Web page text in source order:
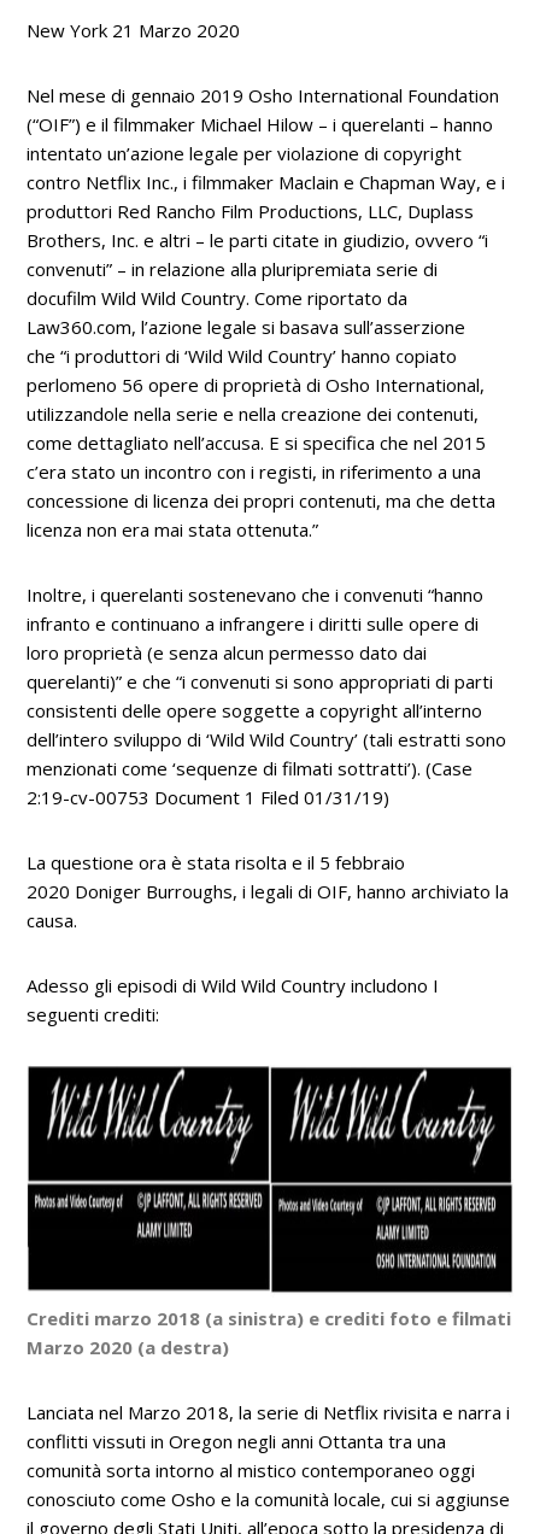
New York 21 Marzo 2020
Nel mese di gennaio 2019 Osho International Foundation
(“OIF”) e il filmmaker Michael Hilow – i querelanti – hanno
intentato un’azione legale per violazione di copyright
contro Netflix Inc., i filmmaker Maclain e Chapman Way, e i
produttori Red Rancho Film Productions, LLC, Duplass
Brothers, Inc. e altri – le parti citate in giudizio, ovvero “i
convenuti” – in relazione alla pluripremiata serie di
docufilmWild Wild Country. Come riportato da
Law360.com, l’azione legale si basava sull’asserzione
che“i produttori di ‘Wild Wild Country’ hanno copiato
perlomeno 56 opere di proprietà di Osho International,
utilizzandole nella serie e nella creazione dei contenuti,
come dettagliato nell’accusa. E si specifica che nel 2015
c’era stato un incontro con i registi, in riferimento a una
concessione di licenza dei propri contenuti, ma che detta
licenza non era mai stata ottenuta.”
Inoltre, i querelanti sostenevano che i convenuti“hanno
infranto e continuano a infrangere i diritti sulle opere di
loro proprietà (e senza alcun permesso dato dai
querelanti)” e che “i convenuti si sono appropriati di parti
consistenti delle opere soggette a copyright all’interno
dell’intero sviluppo di ‘Wild Wild Country’ (tali estratti sono
menzionati come ‘sequenze di filmati sottratti’).(Case
2:19-cv-00753 Document 1 Filed 01/31/19)
La questione ora è stata risolta e il 5 febbraio
2020 Doniger Burroughs, i legali di OIF, hanno archiviato la
causa.
Adesso gli episodi diWild Wild Country includono I
seguenti crediti:
Crediti marzo 2018 (a sinistra) e crediti foto e filmati
Marzo 2020 (a destra)
Lanciata nel Marzo 2018, la serie di Netflix rivisita e narra i
conflitti vissuti in Oregon negli anni Ottanta tra una
comunità sorta intorno al mistico contemporaneo oggi
conosciuto come Osho e la comunità locale, cui si aggiunse
il governo degli Stati Uniti, all’epoca sotto la presidenza di